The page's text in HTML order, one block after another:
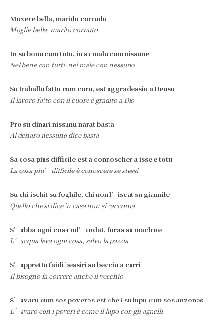
Muzere bella, maridu corrudu
Moglie bella, marito cornuto
In su bonu cum totu, in su malu cum nissune
Nel bene con tutti, nel male con nessuno
Su traballu fattu cum coru, est aggradessiu a Deusu
Il lavoro fatto con il cuore è gradito a Dio
Pro su dinari nissunu narat basta
Al denaro nessuno dice basta
Sa cosa pius difficile est a connoscher a isse e totu
La cosa piu’ difficile è conoscere se stessi
Su chi ischit su foghile, chi non l’iscat su giannile
Quello che si dice in casa non si racconta
S’abba ogni cosa nd’andat, foras su machine
L’acqua leva ogni cosa, salvo la pazzia
S’apprettu faidi bessiri su becciu a curri
Il bisogno fa correre anche il vecchio
S’avaru cum sos poveros est che i su lupu cum sos anzones
L’avaro con i poveri è come il lupo con gli agnelli